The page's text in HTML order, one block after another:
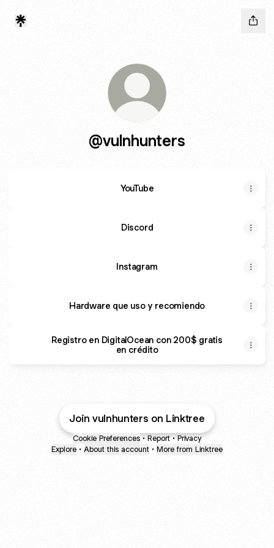
@vulnhunters
YouTube
Discord
Instagram
Hardware que uso y recomiendo
Registro en DigitalOcean con 200$ gratis
en crédito
Join vulnhunters on Linktree
Cookie Preferences • Report • Privacy
Explore • About this account • More from Linktree